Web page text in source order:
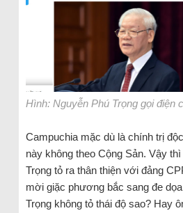
Hình: Nguyễn Phú Trọng gọi điện
Campuchia mặc dù là chính trị
này không theo Cộng Sản. Vậy
Trọng tỏ ra thân thiện với đảng
mời giặc phương bắc sang đe
Trọng không tỏ thái độ sao? Hay